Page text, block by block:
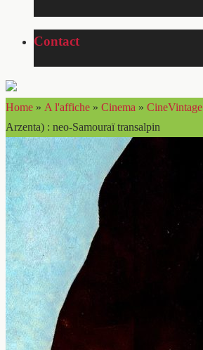
Contact
Home » A l'affiche » Cinema » CineVintage
Arzenta) : neo-Samouraï transalpin